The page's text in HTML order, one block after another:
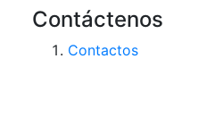
Contáctenos
Contactos